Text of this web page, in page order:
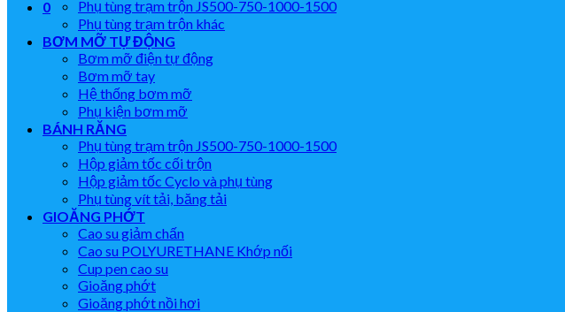
0
Phụ tùng trạm trộn JS500-750-1000-1500
Phụ tùng trạm trộn khác
BƠM MỠ TỰ ĐỘNG
Bơm mỡ điện tự động
Bơm mỡ tay
Hệ thống bơm mỡ
Phụ kiện bơm mỡ
BÁNH RĂNG
Phụ tùng trạm trộn JS500-750-1000-1500
Hộp giảm tốc cối trộn
Hộp giảm tốc Cyclo và phụ tùng
Phụ tùng vít tải, băng tải
GIOĂNG PHỚT
Cao su giảm chấn
Cao su POLYURETHANE Khớp nối
Cup pen cao su
Gioăng phớt
Gioăng phớt nồi hơi